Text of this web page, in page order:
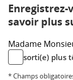
savoir plus
Madame
sorti(e) plus
* Champs